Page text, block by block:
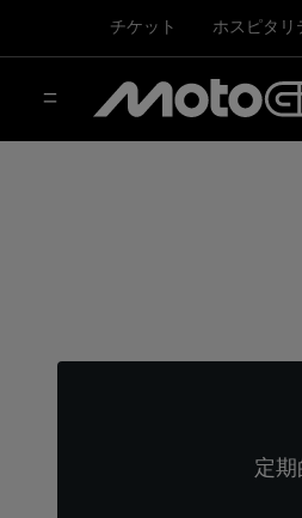
チケット ホスピタリ
定